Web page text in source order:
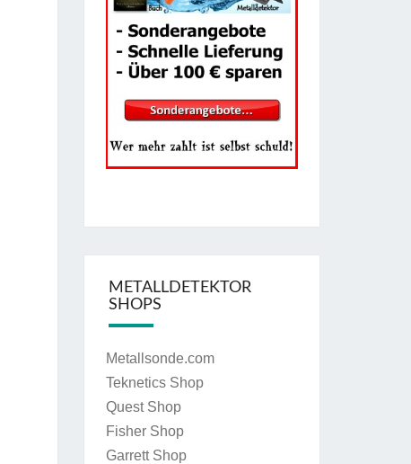
METALLDETEKTOR
SHOPS
Metallsonde.com
Teknetics Shop
Quest Shop
Fisher Shop
Garrett Shop